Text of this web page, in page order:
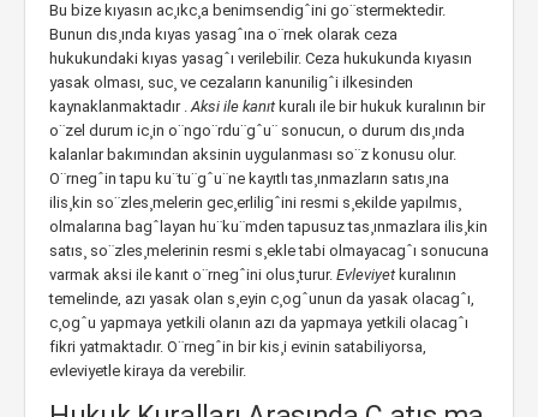
Bu bize kıyasın ac¸ıkc¸a benimsendigˆini go¨stermektedir.
Bunun dıs¸ında kıyas yasagˆına o¨rnek olarak ceza
hukukundaki kıyas yasagˆı verilebilir. Ceza hukukunda kıyasın
yasak olması, suc¸ ve cezaların kanuniligˆi ilkesinden
kaynaklanmaktadır .Aksi ile kanıt kuralı ile bir hukuk kuralının bir
o¨zel durum ic¸in o¨ngo¨rdu¨gˆu¨ sonucun, o durum dıs¸ında
kalanlar bakımından aksinin uygulanması so¨z konusu olur.
O¨rnegˆin tapu ku¨tu¨gˆu¨ne kayıtlı tas¸ınmazların satıs¸ına
ilis¸kin so¨zles¸melerin gec¸erliligˆini resmi s¸ekilde yapılmıs¸
olmalarına bagˆlayan hu¨ku¨mden tapusuz tas¸ınmazlara ilis¸kin
satıs¸ so¨zles¸melerinin resmi s¸ekle tabi olmayacagˆı sonucuna
varmak aksi ile kanıt o¨rnegˆini olus¸turur. Evleviyet kuralının
temelinde, azı yasak olan s¸eyin c¸ogˆunun da yasak olacagˆı,
c¸ogˆu yapmaya yetkili olanın azı da yapmaya yetkili olacagˆı
fikri yatmaktadır. O¨rnegˆin bir kis¸i evinin satabiliyorsa,
evleviyetle kiraya da verebilir.